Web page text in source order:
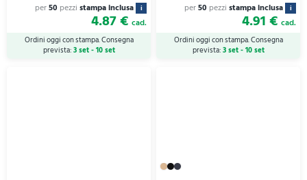
per50 pezzi stampa inclusa i
4.87 € cad.
Ordini oggi con stampa. Consegna
prevista:3 set - 10 set
per50 pezzi stampa inclusa i
4.91 € cad.
Ordini oggi con stampa. Consegna
prevista:3 set - 10 set